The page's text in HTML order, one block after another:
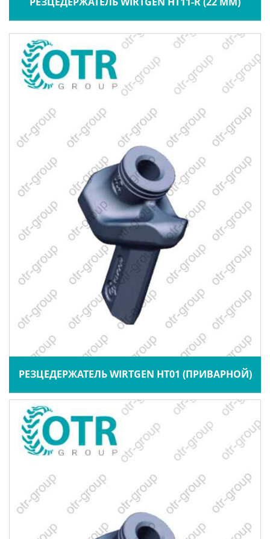
РЕЗЦЕДЕРЖАТЕЛЬ WIRTGEN HT01 (ПРИВАРНОЙ)